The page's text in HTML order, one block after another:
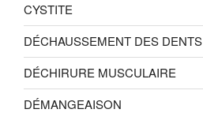
CYSTITE
DÉCHAUSSEMENT DES DENTS
DÉCHIRURE MUSCULAIRE
DÉMANGEAISON